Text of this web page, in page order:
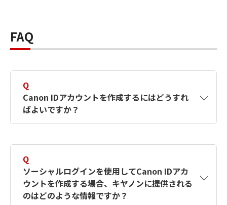
FAQ
Q
Canon IDアカウントを作成するにはどうすれ
ばよいですか？
す。詳しい作成方法は【カメラ】Canon IDとは
何ですか？Canon IDの作成方法は？をご確認く
ださい。
Q
ソーシャルログインを使用してCanon IDアカ
ウントを作成する場合、キヤノンに提供される
のはどのような情報ですか？